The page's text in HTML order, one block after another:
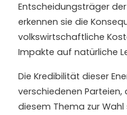
Entscheidungsträger
erkennen sie die
volkswirtschaftliche
Impakte auf natürliche
Die Kredibilität dieser
verschiedenen
diesem Thema zur